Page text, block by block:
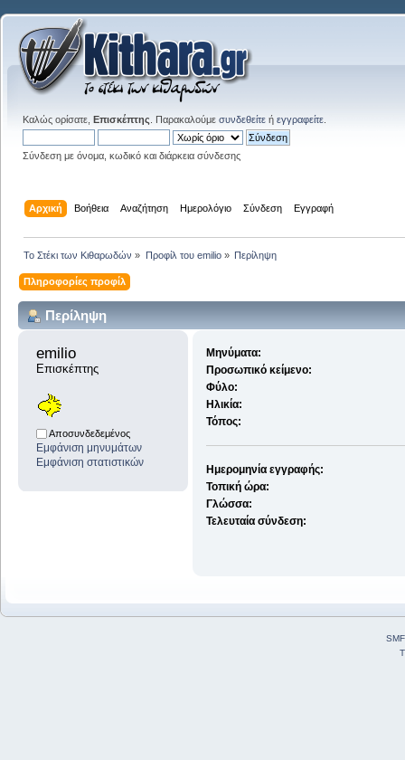
Καλώς ορίσατε, Επισκέπτης . Παρακαλούμε συνδεθείτε ή εγγραφείτε
Σύνδεση με όνομα, κωδικό και διάρκεια σύνδεσης
Αρχική Βοήθεια Αναζήτηση Ημερολόγιο Σύνδεση Εγγραφή
Το Στέκι των Κιθαρωδών » Προφίλ του emilio» Περίληψη
Πληροφορίες προφίλ
Περίληψη
emilio
Επισκέπτης
Αποσυνδεδεμένος
Εμφάνιση μηνυμάτων
Εμφάνιση στατιστικών
Μηνύματα:
Προσωπικό κείμενο:
Φύλο:
Ηλικία:
Τόπος:
Ημερομηνία εγγραφής:
Τοπική ώρα:
Γλώσσα:
Τελευταία σύνδεση: